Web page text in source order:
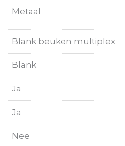
Metaal
Blank beuken multiplex
Blank
Ja
Ja
Nee